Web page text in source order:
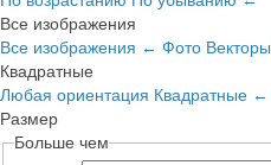
Все изображения
Все изображения ← Фото Векторы
Квадратные
Любая ориентация Квадратные ←
Размер
Больше чем